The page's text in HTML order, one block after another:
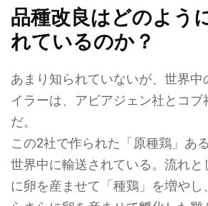
品種改良はどのよう
れているのか？
あまり知られていないが、世界中
イラーは、アビアジェン社とコ
だ。
この2社で作られた「原種鶏」あ
世界中に輸送されている。流れと
に卵を産ませて「種鶏」を増や